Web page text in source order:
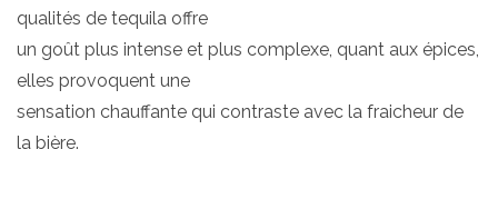
qualités de tequila offre
un goût plus intense et plus complexe, quant aux épices,
elles provoquent une
sensation chauffante qui contraste avec la fraicheur de
la bière.